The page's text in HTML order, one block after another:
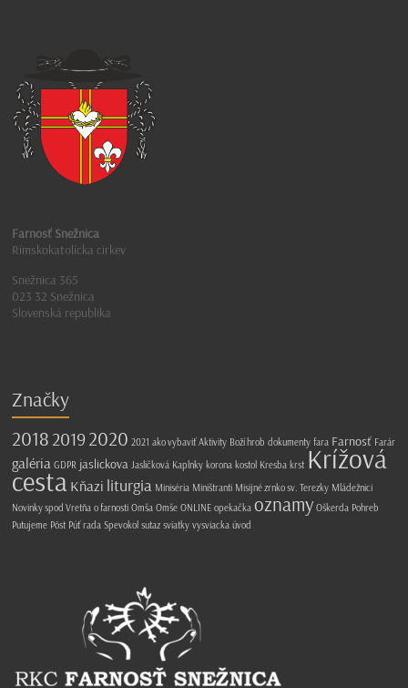
Farnosť Snežnica
Rímskokatolícka cirkev
Snežnica 365
023 32 Snežnica
Slovenská republika
Značky
2018 2019 2020 2021 ako vybaviť Aktivity Boží hrob dokumenty fara Farnosť Farár
galéria GDPR jaslickova Jasličková Kaplnky korona kostol Kresba krst Krížová
cesta Kňazi liturgia Miniséria Miništranti Misijné zrnko sv. Terezky Mládežnici
Novinky spod Vretňa o farnosti Omša Omše ONLINE opekačka oznamy Oškerda Pohreb
Putujeme Pôst Púť rada Spevokol sutaz sviatky vysviacka úvod